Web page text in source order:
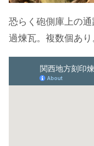
恐らく砲側庫上の
過煉瓦。複数個あり